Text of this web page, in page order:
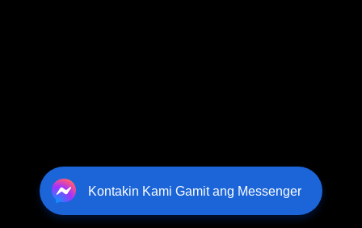
Kontakin Kami Gamit ang Messenger